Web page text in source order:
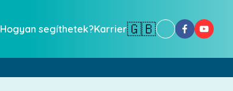
Hogyan segíthetek?Karrier🇬🇧